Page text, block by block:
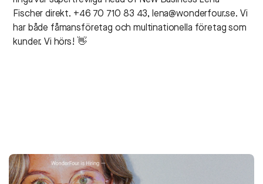
Fischer direkt. +46 70 710 83 43, lena@wonderfour.se. Vi
har både fåmansföretag och multinationella företag som
kunder. Vi hörs! 👋